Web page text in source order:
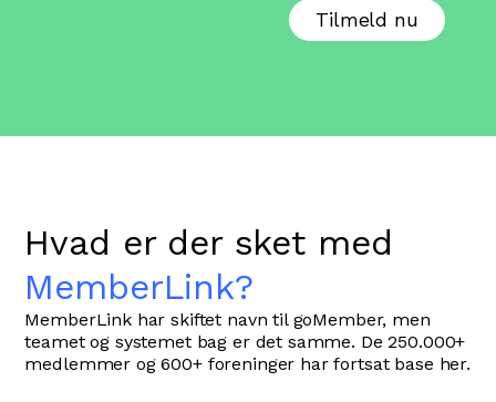
Tilmeld nu
Hvad er der sket med
MemberLink?
MemberLink har skiftet navn til goMember, men
teamet og systemet bag er det samme. De 250.000+
medlemmer og 600+ foreninger har fortsat base her.